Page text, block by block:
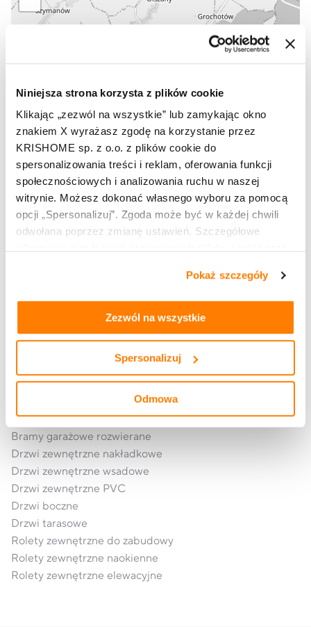
Niniejsza strona korzysta z plików cookie
Klikając „zezwól na wszystkie” lub zamykając okno
znakiem X wyrażasz zgodę na korzystanie przez
KRISHOME sp. z o.o. z plików cookie do
spersonalizowania treści i reklam, oferowania funkcji
społecznościowych i analizowania ruchu w naszej
witrynie. Możesz dokonać własnego wyboru za pomocą
opcji „Spersonalizuj”. Zgoda może być w każdej chwili
odwołana poprzez zmianę ustawień. Szczegółowe
tym, jak korzystasz z naszej witryny, znajdziesz w
prywatności i cookies.
Pokaż szczegóły
Zezwól na wszystkie
Spersonalizuj
Odmowa
LANDECK / MUREX
748 557 154
TU KUPISZ:
OpenStreetMapcontributors
Kup produkty marki KRISHOME
Okna hybrydowe PVC aluminiowe
Okna aluminiowe
Bramy garażowe segmentowe
Bramy garażowe rolowane
Bramy garażowe rozwierane
Drzwi zewnętrzne nakładkowe
Drzwi zewnętrzne wsadowe
Drzwi zewnętrzne PVC
Drzwi boczne
Drzwi tarasowe
Rolety zewnętrzne do zabudowy
Rolety zewnętrzne naokienne
Rolety zewnętrzne elewacyjne